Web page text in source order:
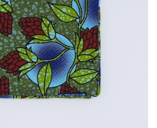
35,00€